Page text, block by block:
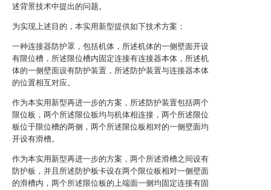
述背景技术中提出的问题。
为实现上述目的，本实用新型提供如下技术方案：
一种连接器防护罩，包括机体，所述机体的一侧壁面开设
有限位槽，所述限位槽内固定连接有连接器本体，所述机
体的一侧壁面设有防护装置，所述防护装置与连接器本体
的位置相互对应。
作为本实用新型再进一步的方案，所述防护装置包括两个
限位板，两个所述限位板均与机体相连接，两个所述限位
板位于限位槽的两侧，两个所述限位板相对的一侧壁面均
开设有滑槽。
作为本实用新型再进一步的方案，两个所述滑槽之间设有
防护板，并且所述防护板卡设在两个限位板相对一侧壁面
的滑槽内，两个所述限位板的上端面一侧均固定连接有固